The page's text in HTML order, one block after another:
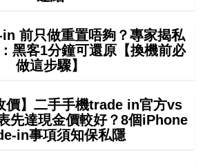
前只做重置唔夠？專家揭私
黑客1分鐘可還原【換機前必
做這步驟】
價】二手手機trade in官方vs
先達現金價較好？8個iPhone
in事項須知保私隱